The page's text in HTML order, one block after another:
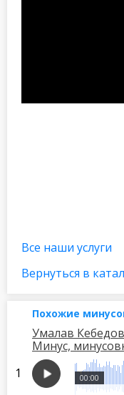
Все наши услуги
Вернуться в
Похожие
Умалав
Минус,
00:00